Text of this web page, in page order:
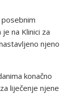
na Klinici za
njeno
konačno
liječenje njene